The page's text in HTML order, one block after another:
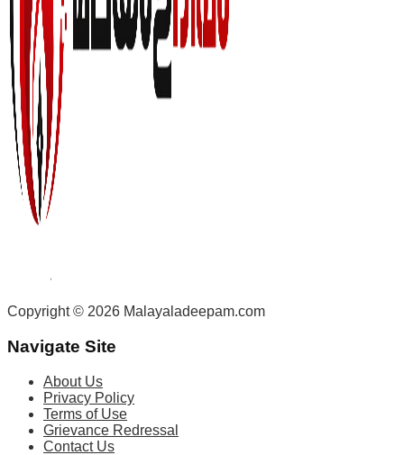
Copyright © 2026 Malayaladeepam.com
Navigate Site
About Us
Privacy Policy
Terms of Use
Grievance Redressal
Contact Us